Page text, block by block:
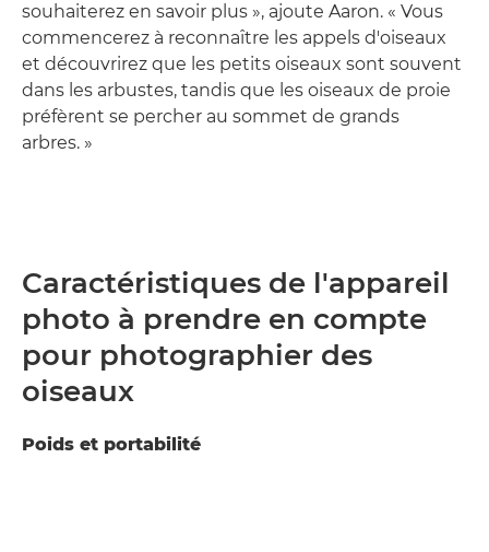
souhaiterez en savoir plus », ajoute Aaron. « Vous
commencerez à reconnaître les appels d'oiseaux
et découvrirez que les petits oiseaux sont souvent
dans les arbustes, tandis que les oiseaux de proie
préfèrent se percher au sommet de grands
arbres. »
Caractéristiques de l'appareil
photo à prendre en compte
pour photographier des
oiseaux
Poids et portabilité